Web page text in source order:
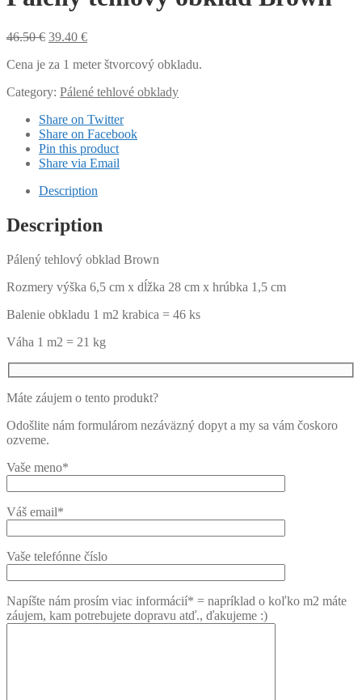
46.50€ 39.40 €
Cena je za 1 meter štvorcový obkladu.
Category: Pálené tehlové obklady
Share on Twitter
Share on Facebook
Pin this product
Share via Email
Description
Description
Pálený tehlový obklad Brown
Rozmery výška 6,5 cm x dĺžka 28 cm x hrúbka 1,5 cm
Balenie obkladu 1 m2 krabica = 46 ks
Váha 1 m2 = 21 kg
Máte záujem o tento produkt?
Odošlite nám formulárom nezáväzný dopyt a my sa vám čoskoro
ozveme.
Vaše meno*
Váš email*
Vaše telefónne číslo
Napíšte nám prosím viac informácií* = napríklad o koľko m2 máte
záujem, kam potrebujete dopravu atď., ďakujeme :)